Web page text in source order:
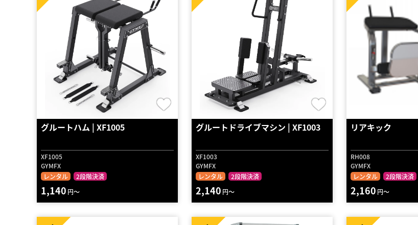
グルートハム | XF1005
XF1005
GYMFX
レンタル
2段階決済
1,140 円～
グルートドライブマシン | XF1003
XF1003
GYMFX
レンタル
2段階決済
2,140 円～
リアキック
RH008
GYMFX
レンタル
2段階決済
2,160 円～